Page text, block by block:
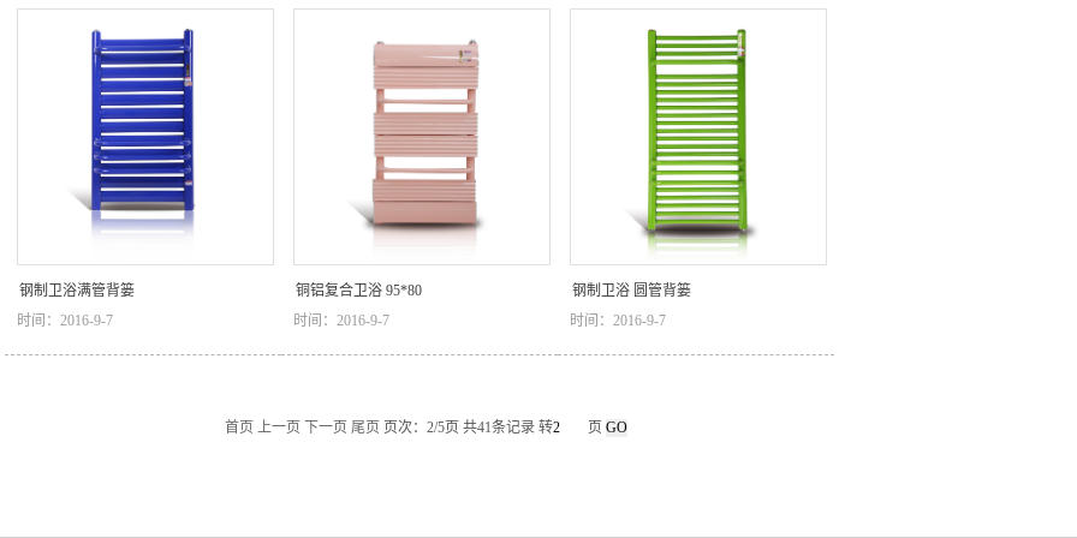
钢制卫浴满管背篓
时间：2016-9-7
铜铝复合卫浴 95*80
时间：2016-9-7
钢制卫浴 圆管背篓
时间：2016-9-7
首页 上一页 下一页 尾页 页次：2/5页 共41条记录 转 页